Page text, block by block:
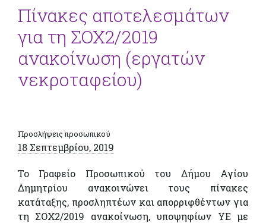
Πίνακες αποτελεσμάτων
για τη ΣΟΧ2/2019
ανακοίνωση (εργατών
νεκροταφείου)
Προσλήψεις προσωπικού
18 Σεπτεμβρίου, 2019
Το Γραφείο Προσωπικού του Δήμου Αγίου
Δημητρίου ανακοινώνει τους πίνακες
κατάταξης, προσληπτέων και απορριφθέντων για
τη ΣΟΧ2/2019 ανακοίνωση, υποψηφίων ΥΕ με